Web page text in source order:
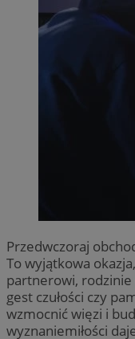
Przedwczoraj
To wyjątkowa
partnerowi, rodzinie
gest czułości czy
wzmocnić więzi i
wyznaniemiłości